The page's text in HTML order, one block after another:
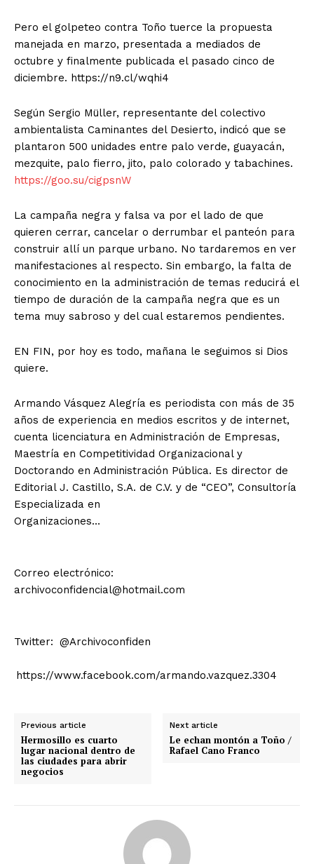
Pero el golpeteo contra Toño tuerce la propuesta
manejada en marzo, presentada a mediados de
octubre y finalmente publicada el pasado cinco de
diciembre. https://n9.cl/wqhi4
Según Sergio Müller, representante del colectivo
ambientalista Caminantes del Desierto, indicó que se
plantaron 500 unidades entre palo verde, guayacán,
mezquite, palo fierro, jito, palo colorado y tabachines.
https://goo.su/cigpsnW
La campaña negra y falsa va por el lado de que
quieren cerrar, cancelar o derrumbar el panteón para
construir allí un parque urbano. No tardaremos en ver
manifestaciones al respecto. Sin embargo, la falta de
conocimiento en la administración de temas reducirá el
tiempo de duración de la campaña negra que es un
tema muy sabroso y del cual estaremos pendientes.
EN FIN, por hoy es todo, mañana le seguimos si Dios
quiere.
Armando Vásquez Alegría es periodista con más de 35
años de experiencia en medios escritos y de internet,
cuenta licenciatura en Administración de Empresas,
Maestría en Competitividad Organizacional y
Doctorando en Administración Pública. Es director de
Editorial J. Castillo, S.A. de C.V. y de “CEO”, Consultoría
Especializada en
Organizaciones…
Correo electrónico:
archivoconfidencial@hotmail.com
Twitter: @Archivoconfiden
https://www.facebook.com/armando.vazquez.3304
Previous article
Hermosillo es cuarto
lugar nacional dentro de
las ciudades para abrir
negocios
Next article
Le echan montón a Toño /
Rafael Cano Franco